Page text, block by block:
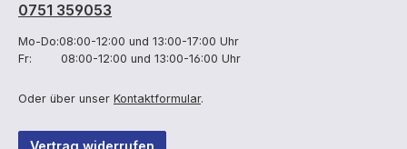
0751 359053
Mo-Do:08:00-12:00 und 13:00-17:00 Uhr
Fr: 08:00-12:00 und 13:00-16:00 Uhr
Oder über unser Kontaktformular.
Vertrag widerrufen